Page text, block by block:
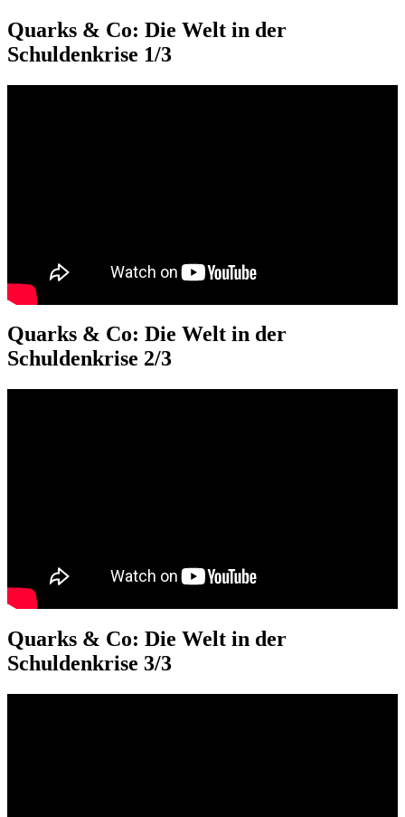
Quarks & Co: Die Welt in der
Schuldenkrise 1/3
Quarks & Co: Die Welt in der
Schuldenkrise 2/3
Quarks & Co: Die Welt in der
Schuldenkrise 3/3